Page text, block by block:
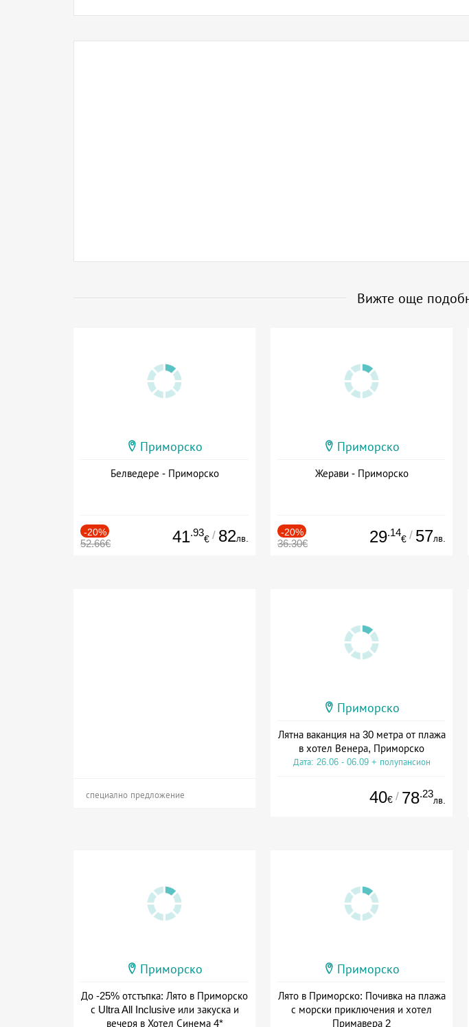
Вижте още
Приморско
Белведере - Приморско
-20%
52.66€ 41.93
€ / 82лв.
Приморско
Жерави - Приморско
-20%
36.30€ 29.14
€ / 57лв.
специално предложение
Приморско
Лятна ваканция на 30 метра от плажа
в хотел Венера, Приморско
Дата: 26.06 - 06.09 + полупансион
40€ / 78.23
лв.
Приморско
До -25% отстъпка: Лято в Приморско
с Ultra All Inclusive или закуска и
вечеря в Хотел Синема 4*
Приморско
Лято в Приморско: Почивка на плажа
с морски приключения и хотел
Примавера 2